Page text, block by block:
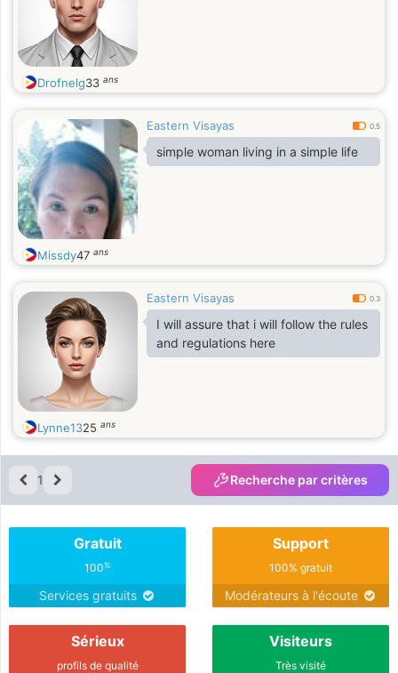
Drofnelg33 ans
Eastern Visayas 0.5
simple woman living in a simple life
Missdy47 ans
Eastern Visayas 0.3
I will assure that i will follow the rules
and regulations here
Lynne1325 ans
1 Recherche par critères
Gratuit
100%
Services gratuits
Support
100% gratuit
Modérateurs à l'écoute
Sérieux
profils de qualité
Visiteurs
Très visité